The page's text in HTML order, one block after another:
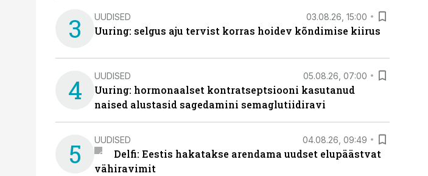
3 UUDISED 03.08.26, 15:00
Uuring: selgus aju tervist korras hoidev kõndimise kiirus
4 UUDISED 05.08.26, 07:00
Uuring: hormonaalset kontratseptsiooni kasutanud
naised alustasid sagedamini semaglutiidiravi
5 UUDISED 04.08.26, 09:49
Delfi: Eestis hakatakse arendama uudset elupäästvat
vähiravimit